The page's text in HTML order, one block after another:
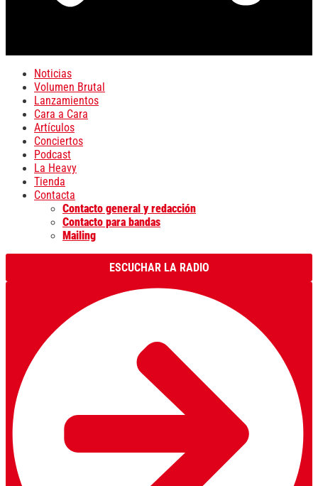
Noticias
Volumen Brutal
Lanzamientos
Cara a Cara
Artículos
Conciertos
Podcast
La Heavy
Tienda
Contacta
Contacto general y redacción
Contacto para bandas
Mailing
ESCUCHAR LA RADIO